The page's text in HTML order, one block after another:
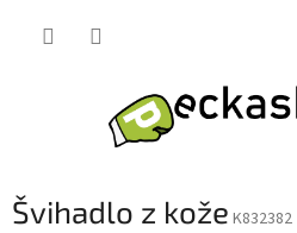
Švihadlo z kože K832382